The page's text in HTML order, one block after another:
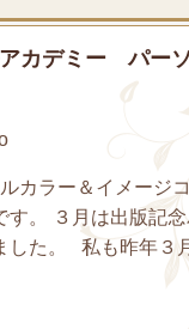
カデミー パー
カラー＆イメージ
す。 ３月は出版記
した。 私も昨年３